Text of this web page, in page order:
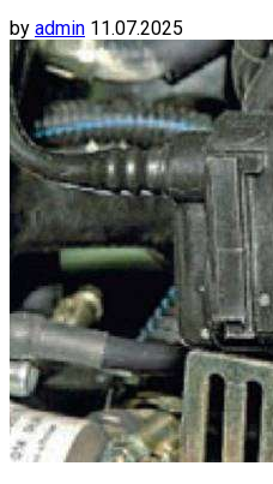
by admin 11.07.2025